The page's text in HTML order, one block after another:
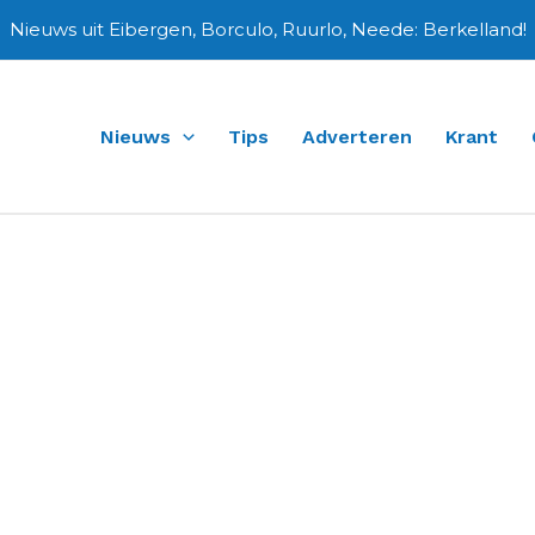
Nieuws uit Eibergen, Borculo, Ruurlo, Neede: Berkelland!
Nieuws Tips Adverteren Krant